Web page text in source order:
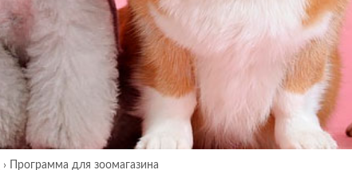
› Программа для зоомагазина